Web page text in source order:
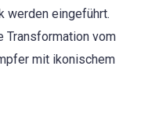
werden eingeführt.
Transformation vom
mit ikonischem